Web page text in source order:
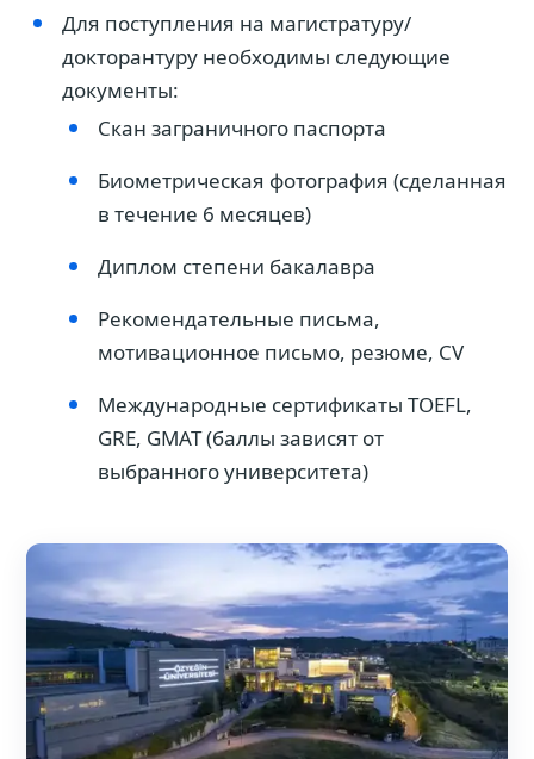
Для поступления на магистратуру/
докторантуру необходимы следующие
документы:
Скан заграничного паспорта
Биометрическая фотография (сделанная
в течение 6 месяцев)
Диплом степени бакалавра
Рекомендательные письма,
мотивационное письмо, резюме, CV
Международные сертификаты TOEFL,
GRE, GMAT (баллы зависят от
выбранного университета)